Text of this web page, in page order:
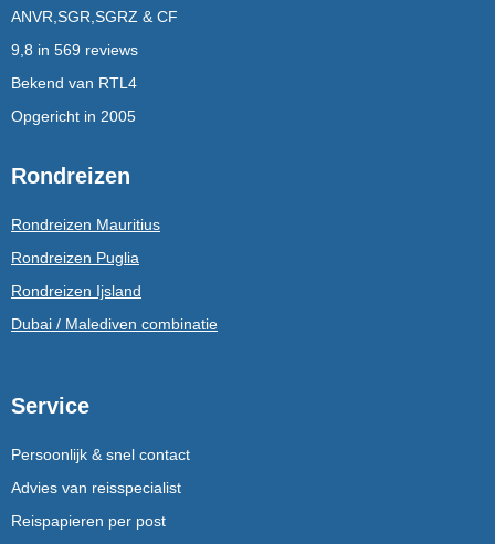
ANVR,SGR,SGRZ & CF
9,8 in 569 reviews
Bekend van RTL4
Opgericht in 2005
Rondreizen
Rondreizen Mauritius
Rondreizen Puglia
Rondreizen Ijsland
Dubai / Malediven combinatie
Service
Persoonlijk & snel contact
Advies van reisspecialist
Reispapieren per post